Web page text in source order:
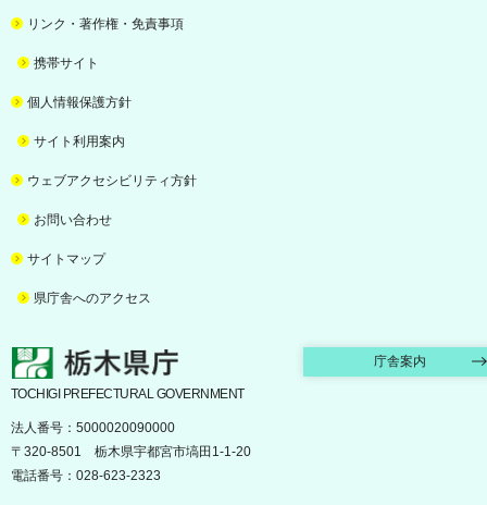
リンク・著作権・免責事項
携帯サイト
個人情報保護方針
サイト利用案内
ウェブアクセシビリティ方針
お問い合わせ
サイトマップ
県庁舎へのアクセス
栃木県庁 庁舎案内
TOCHIGI PREFECTURAL GOVERNMENT
法人番号：5000020090000
〒320-8501 栃木県宇都宮市塙田1-1-20
電話番号：028-623-2323